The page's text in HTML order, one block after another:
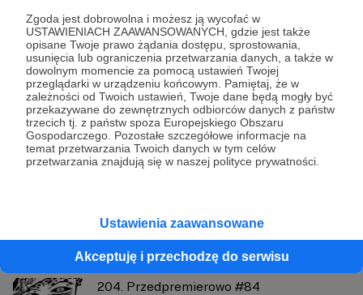
Zgoda jest dobrowolna i możesz ją wycofać w
USTAWIENIACH ZAAWANSOWANYCH, gdzie jest także
opisane Twoje prawo żądania dostępu, sprostowania,
usunięcia lub ograniczenia przetwarzania danych, a także w
dowolnym momencie za pomocą ustawień Twojej
przeglądarki w urządzeniu końcowym. Pamiętaj, że w
zależności od Twoich ustawień, Twoje dane będą mogły być
przekazywane do zewnętrznych odbiorców danych z państw
trzecich tj. z państw spoza Europejskiego Obszaru
Gospodarczego. Pozostałe szczegółowe informacje na
temat przetwarzania Twoich danych w tym celów
przetwarzania znajdują się w naszej polityce prywatności.
Ustawienia zaawansowane
Akceptuję i przechodzę do serwisu
Łukasz Kowalczuk
Zobacz profil autora
Zobacz również
204. Przedpremierowo #84